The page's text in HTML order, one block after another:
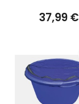
37,99 €